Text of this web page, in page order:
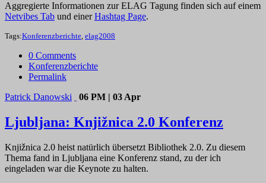
Aggregierte Informationen zur ELAG Tagung finden sich auf einem
Netvibes Tab und einerHashtag Page.
Tags:Konferenzberichte, elag2008
0 Comments
Konferenzberichte
Permalink
Patrick Danowski
06 PM | 03 Apr
Ljubljana: Knjižnica 2.0 Konferenz
Knjižnica 2.0 heist natürlich übersetzt Bibliothek 2.0. Zu diesem
Thema fand in Ljubljana eine Konferenz stand, zu der ich
eingeladen war die Keynote zu halten.